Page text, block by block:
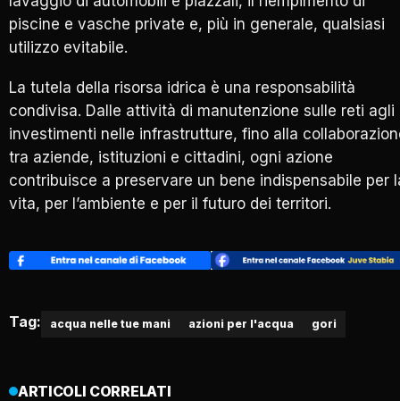
piscine e vasche private e, più in generale, qualsiasi
utilizzo evitabile.
La tutela della risorsa idrica è una responsabilità
condivisa. Dalle attività di manutenzione sulle reti agli
investimenti nelle infrastrutture, fino alla
tra aziende, istituzioni e cittadini, ogni azione
contribuisce a preservare un bene indispensabile per
vita, per l’ambiente e per il futuro dei territori.
Tag: acqua nelle tue mani azioni per l'acqua gori
ARTICOLI CORRELATI